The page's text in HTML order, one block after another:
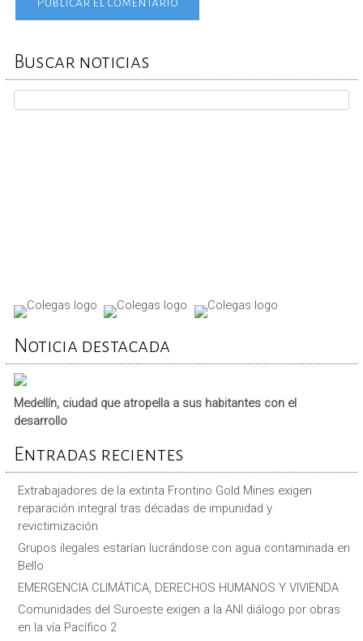
Buscar noticias
Noticia destacada
Medellín, ciudad que atropella a sus habitantes con el
desarrollo
Entradas recientes
Extrabajadores de la extinta Frontino Gold Mines exigen
reparación integral tras décadas de impunidad y
revictimización
Grupos ilegales estarían lucrándose con agua contaminada en
Bello
EMERGENCIA CLIMÁTICA, DERECHOS HUMANOS Y VIVIENDA
Comunidades del Suroeste exigen a la ANI diálogo por obras
en la vía Pacífico 2